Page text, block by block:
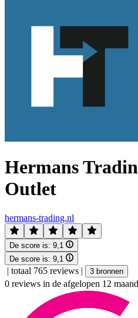
Hermans
Outlet
hermans-trading.nl
De score is: 9,1
De score is: 9,1
| totaal 765 reviews | 3 bronnen
0 reviews in de afgelopen 12